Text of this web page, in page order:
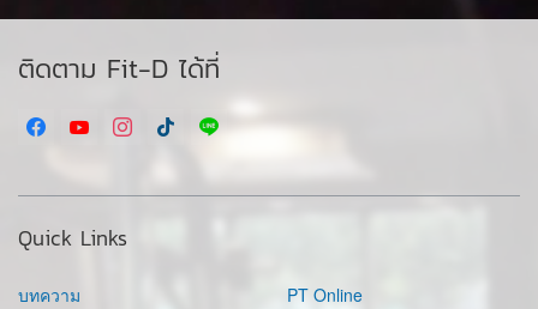
ติดตาม Fit-D ได้ที่
Quick Links
บทความ
PT Online